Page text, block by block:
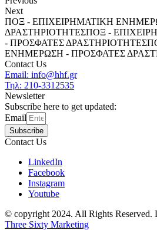
Next
ΠΟΞ - ΕΠΙΧΕΙΡΗΜΑΤΙΚΗ
ΔΡΑΣΤΗΡΙΟΤΗΤΕΣΠΟΞ -
- ΠΡΟΣΦΑΤΕΣ ΔΡΑΣΤΗΡΙΟΤΗΤΕΣ
ΕΝΗΜΕΡΩΣΗ - ΠΡΟΣΦΑΤΕΣ
Contact Us
Email: info@hhf.gr
Τηλ: 210-3312535
Newsletter
Subscribe here to get updated:
Email
Subscribe
Contact Us
LinkedIn
Facebook
Instagram
Youtube
© copyright 2024. All Rights Reserved.
Three Sixty Marketing